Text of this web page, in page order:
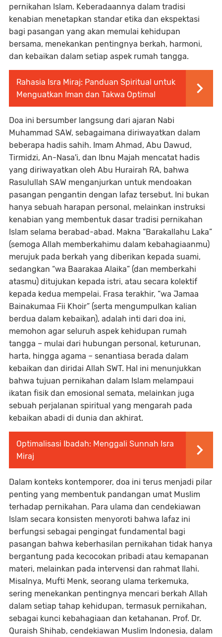
pernikahan Islam. Keberadaannya dalam tradisi
kenabian menetapkan standar etika dan ekspektasi
bagi pasangan yang akan memulai kehidupan
bersama, menekankan pentingnya berkah, harmoni,
dan kebaikan dalam setiap aspek rumah tangga.
Rahasia Isra Miraj: Panduan Spiritual untuk
Menguatkan Iman dan Takwa Optimal
Doa ini bersumber langsung dari ajaran Nabi
Muhammad SAW, sebagaimana diriwayatkan dalam
beberapa hadis sahih. Imam Ahmad, Abu Dawud,
Tirmidzi, An-Nasa'i, dan Ibnu Majah mencatat hadis
yang diriwayatkan oleh Abu Hurairah RA, bahwa
Rasulullah SAW menganjurkan untuk mendoakan
pasangan pengantin dengan lafaz tersebut. Ini bukan
hanya sebuah harapan personal, melainkan instruksi
kenabian yang membentuk dasar tradisi pernikahan
Islam selama berabad-abad. Makna “Barakallahu Laka”
(semoga Allah memberkahimu dalam kebahagiaanmu)
merujuk pada berkah yang diberikan kepada suami,
sedangkan “wa Baarakaa Alaika” (dan memberkahi
atasmu) ditujukan kepada istri, atau secara kolektif
kepada kedua mempelai. Frasa terakhir, “wa Jamaa
Bainakumaa Fii Khoir” (serta mengumpulkan kalian
berdua dalam kebaikan), adalah inti dari doa ini,
memohon agar seluruh aspek kehidupan rumah
tangga – mulai dari hubungan personal, keturunan,
harta, hingga agama – senantiasa berada dalam
kebaikan dan diridai Allah SWT. Hal ini menunjukkan
bahwa tujuan pernikahan dalam Islam melampaui
ikatan fisik dan emosional semata, melainkan juga
sebuah perjalanan spiritual yang mengarah pada
kebaikan abadi di dunia dan akhirat.
Optimalisasi Ibadah: Menggali Sunnah Isra
Miraj
Dalam konteks kontemporer, doa ini terus menjadi pilar
penting yang membentuk pandangan umat Muslim
terhadap pernikahan. Para ulama dan cendekiawan
Islam secara konsisten menyoroti bahwa lafaz ini
berfungsi sebagai pengingat fundamental bagi
pasangan bahwa keberhasilan pernikahan tidak hanya
bergantung pada kecocokan pribadi atau kemapanan
materi, melainkan pada intervensi dan rahmat Ilahi.
Misalnya, Mufti Menk, seorang ulama terkemuka,
sering menekankan pentingnya mencari berkah Allah
dalam setiap tahap kehidupan, termasuk pernikahan,
sebagai kunci kebahagiaan dan ketahanan. Prof. Dr.
Quraish Shihab, cendekiawan Muslim Indonesia, dalam